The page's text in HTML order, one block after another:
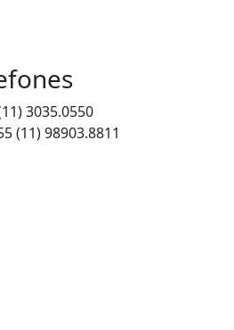
3035.0550
(11) 98903.8811